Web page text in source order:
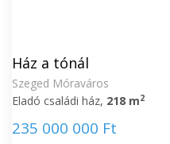
Ház a tónál
Szeged Móraváros
Eladó családi ház, 218 m2
235 000 000 Ft